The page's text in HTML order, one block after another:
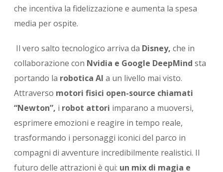
che incentiva la fidelizzazione e aumenta la spesa
media per ospite.
Il vero salto tecnologico arriva da Disney, che in
collaborazione con Nvidia e Google DeepMind sta
portando la robotica AI a un livello mai visto.
Attraverso motori fisici open-source chiamati
“Newton”, i robot attori imparano a muoversi,
esprimere emozioni e reagire in tempo reale,
trasformando i personaggi iconici del parco in
compagni di avventure incredibilmente realistici. Il
futuro delle attrazioni è qui: un mix di magia e